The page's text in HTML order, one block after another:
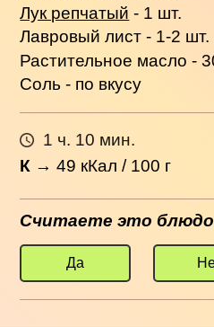
Лук репчатый - 1 шт.
Лавровый лист - 1-2 шт.
Растительное масло -
Соль - по вкусу
1 ч. 10 мин.
К →49 кКал / 100 г
Считаете это
Да